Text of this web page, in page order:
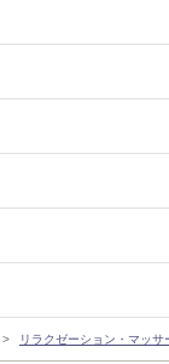
リラクゼーション・マッ